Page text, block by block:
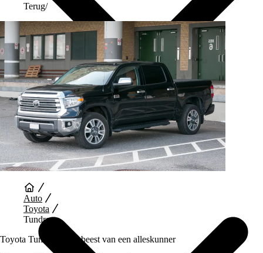
Auto Diensten
Terug/
Auto
Toyota
Tundra
Toyota Tundra – Een beest van een alleskunner